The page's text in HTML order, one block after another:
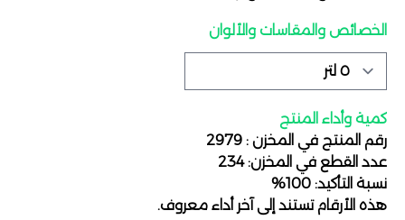
الخصائص والمقاسات والألوان
كمية وأداء المنتج
رقم المنتج في المخزن : 2979
عدد القطع في المخزن: 234
نسبة التأكيد: 100%
هذه الأرقام تستند إلى آخر أداء معروف.